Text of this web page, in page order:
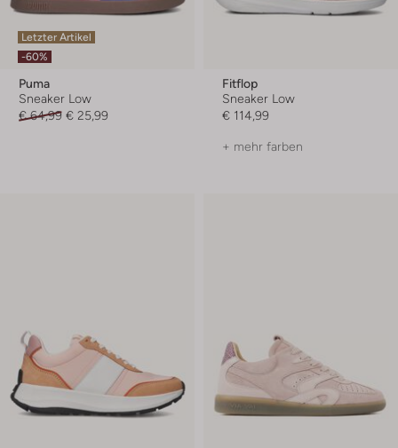
Letzter Artikel
-60%
Puma
Sneaker Low
€ 64,99 € 25,99
Fitflop
Sneaker Low
€ 114,99
+ mehr farben